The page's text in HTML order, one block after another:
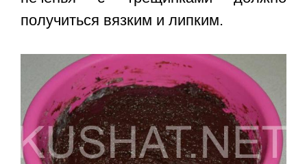
получиться вязким и липким.